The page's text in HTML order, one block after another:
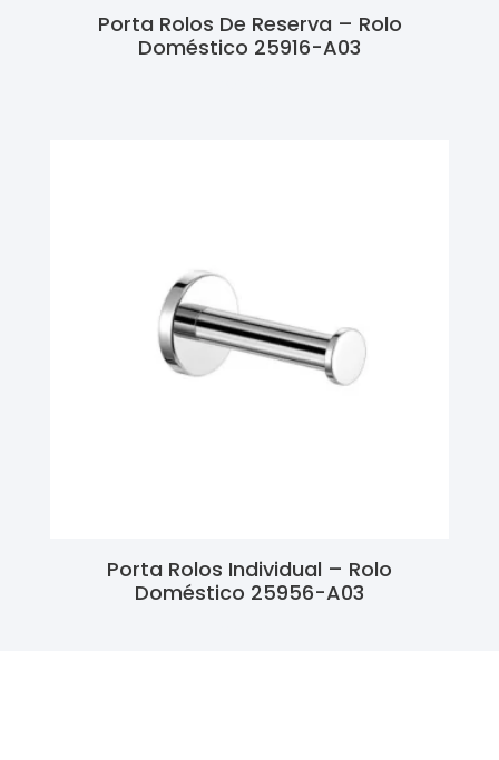
Porta Rolos De Reserva – Rolo
Doméstico 25916-A03
Porta Rolos Individual – Rolo
Doméstico 25956-A03